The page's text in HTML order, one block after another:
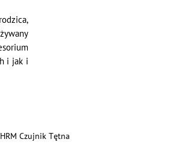
i jak i
HRM Czujnik Tętna